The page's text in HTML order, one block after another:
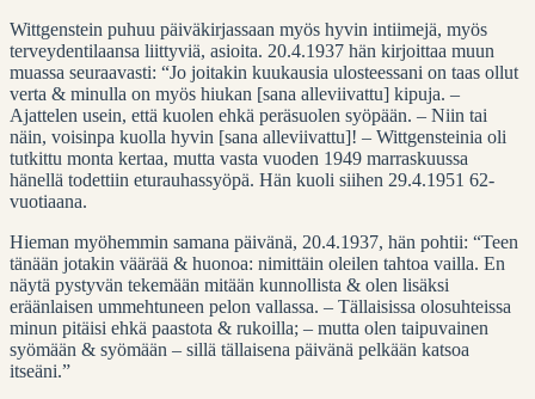
Wittgenstein puhuu päiväkirjassaan myös hyvin intiimejä, myös
terveydentilaansa liittyviä, asioita. 20.4.1937 hän kirjoittaa muun
muassa seuraavasti: “Jo joitakin kuukausia ulosteessani on taas ollut
verta & minulla on myös hiukan [sana alleviivattu] kipuja. –
Ajattelen usein, että kuolen ehkä peräsuolen syöpään. – Niin tai
näin, voisinpa kuolla hyvin [sana alleviivattu]! – Wittgensteinia oli
tutkittu monta kertaa, mutta vasta vuoden 1949 marraskuussa
hänellä todettiin eturauhassyöpä. Hän kuoli siihen 29.4.1951 62-
vuotiaana.
Hieman myöhemmin samana päivänä, 20.4.1937, hän pohtii: “Teen
tänään jotakin väärää & huonoa: nimittäin oleilen tahtoa vailla. En
näytä pystyvän tekemään mitään kunnollista & olen lisäksi
eräänlaisen ummehtuneen pelon vallassa. – Tällaisissa olosuhteissa
minun pitäisi ehkä paastota & rukoilla; – mutta olen taipuvainen
syömään & syömään – sillä tällaisena päivänä pelkään katsoa
itseäni.”